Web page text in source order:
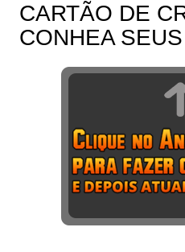
CARTÃO DE
CONHEA